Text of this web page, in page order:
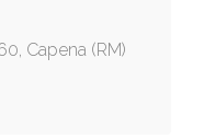
Capena (RM)